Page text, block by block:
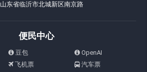
山东省临沂市北城新区南京路
便民中心
豆包
OpenAI
飞机票
汽车票